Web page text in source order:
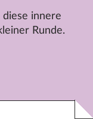
innere
Runde.